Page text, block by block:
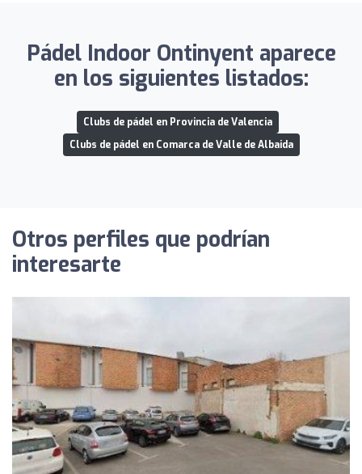
Pádel Indoor Ontinyent aparece
en los siguientes listados:
Clubs de pádel en Provincia de Valencia
Clubs de pádel en Comarca de Valle de Albaida
Otros perfiles que podrían
interesarte